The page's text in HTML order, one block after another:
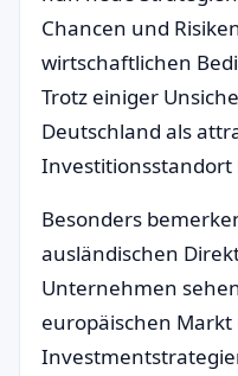
Chancen und
wirtschaftlichen
Trotz einiger
Deutschland als
Investitionsstandort
Besonders
ausländischen
Unternehmen
europäischen